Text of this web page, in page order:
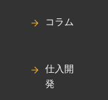
コラム
仕入開
発